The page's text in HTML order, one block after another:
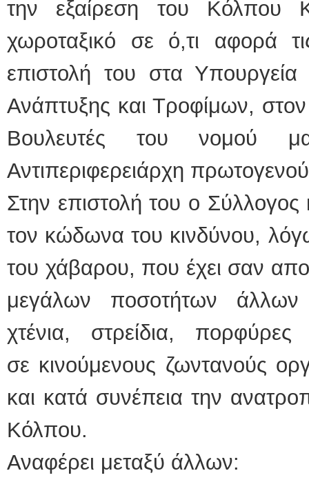
την εξαίρεση του Κόλπου
χωροταξικό σε ό,τι αφορά
επιστολή του στα Υπουργεία
Ανάπτυξης και Τροφίμων,
Βουλευτές του νομού
Αντιπεριφερειάρχη
Στην επιστολή του ο
τον κώδωνα του κινδύνου,
του χάβαρου, που έχει σαν
μεγάλων ποσοτήτων
χτένια, στρείδια,
σε κινούμενους ζωντανούς
και κατά συνέπεια την
Κόλπου.
Αναφέρει μεταξύ άλλων: